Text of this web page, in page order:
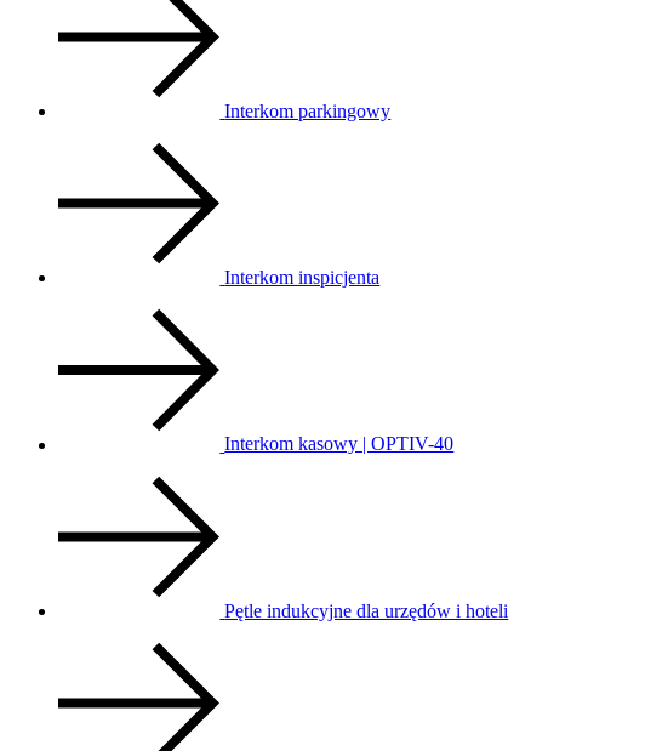
Interkom parkingowy
Interkom inspicjenta
Interkom kasowy | OPTIV-40
Pętle indukcyjne dla urzędów i hoteli